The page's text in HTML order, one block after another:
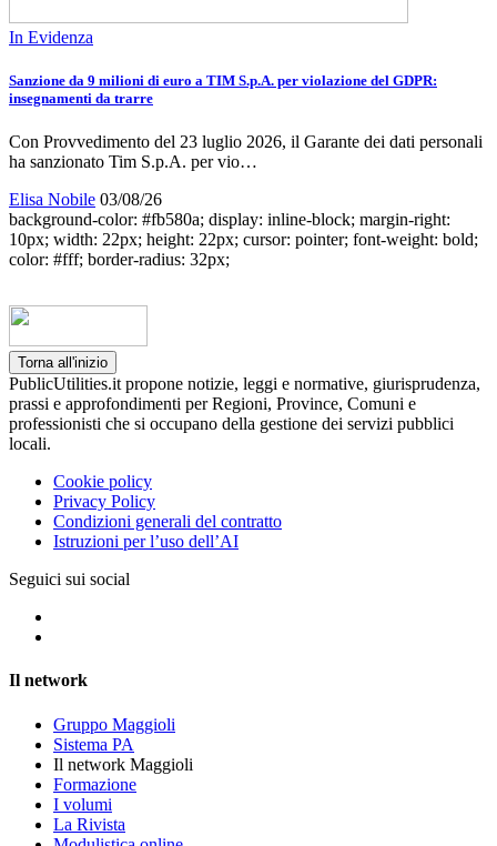
In Evidenza
Sanzione da 9 milioni di euro a TIM S.p.A. per violazione del GDPR:
insegnamenti da trarre
Con Provvedimento del 23 luglio 2026, il Garante dei dati personali
ha sanzionato Tim S.p.A. per vio…
Elisa Nobile 03/08/26
background-color: #fb580a; display: inline-block; margin-right:
10px; width: 22px; height: 22px; cursor: pointer; font-weight: bold;
color: #fff; border-radius: 32px;
Torna all'inizio
PublicUtilities.it propone notizie, leggi e normative, giurisprudenza,
prassi e approfondimenti per Regioni, Province, Comuni e
professionisti che si occupano della gestione dei servizi pubblici
locali.
Cookie policy
Privacy Policy
Condizioni generali del contratto
Istruzioni per l’uso dell’AI
Seguici sui social
Il network
Gruppo Maggioli
Sistema PA
Il network Maggioli
Formazione
I volumi
La Rivista